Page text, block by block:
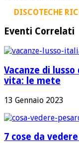
DISCOTECHE
Eventi Correlati
Vacanze di
vita: le mete
13 Gennaio 2023
7 cose da